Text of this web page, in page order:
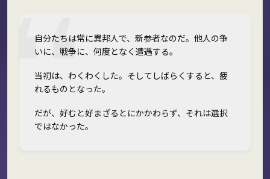
自分たちは常に異邦人で、新参者なのだ。他人の争
いに、戦争に、何度となく遭遇する。
当初は、わくわくした。そしてしばらくすると、疲
れるものとなった。
だが、好むと好まざるとにかかわらず、それは選択
ではなかった。